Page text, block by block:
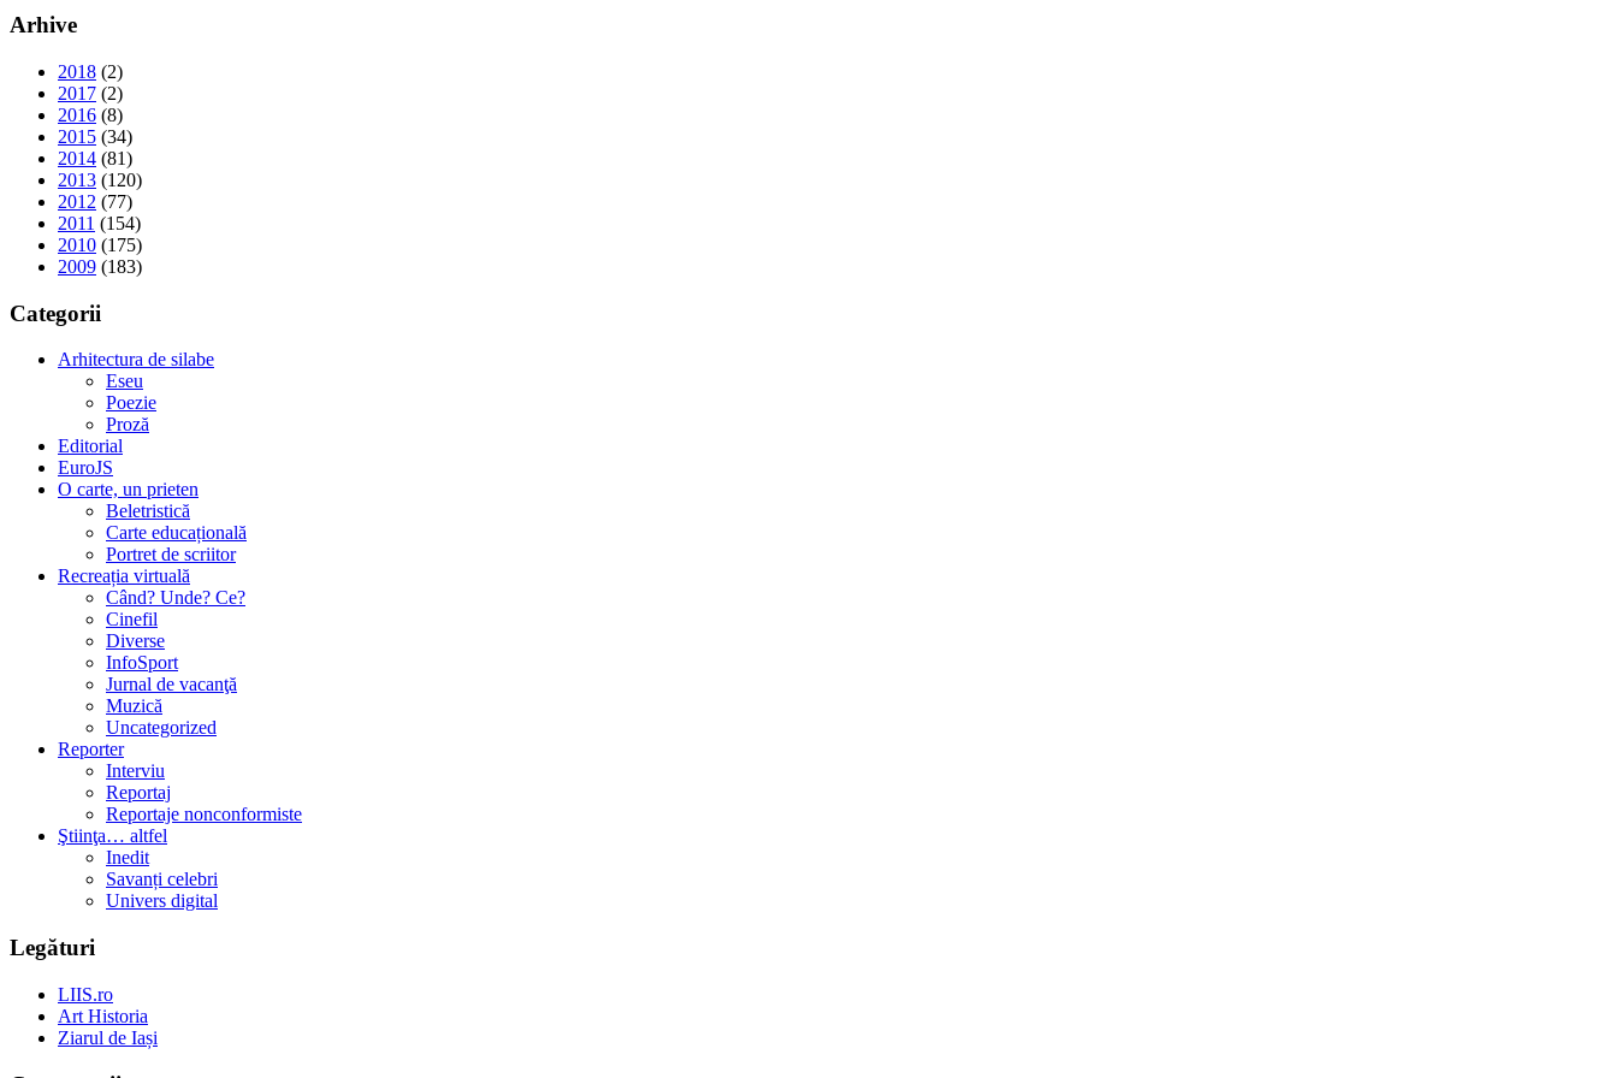
Arhive
2018 (2)
2017 (2)
2016 (8)
2015 (34)
2014 (81)
2013 (120)
2012 (77)
2011 (154)
2010 (175)
2009 (183)
Categorii
Arhitectura de silabe
Eseu
Poezie
Proză
Editorial
EuroJS
O carte, un prieten
Beletristică
Carte educațională
Portret de scriitor
Recreația virtuală
Când? Unde? Ce?
Cinefil
Diverse
InfoSport
Jurnal de vacanţă
Muzică
Uncategorized
Reporter
Interviu
Reportaj
Reportaje nonconformiste
Ştiinţa… altfel
Inedit
Savanți celebri
Univers digital
Legături
LIIS.ro
Art Historia
Ziarul de Iași